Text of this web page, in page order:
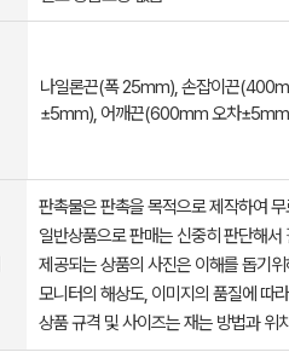
나일론끈(폭 25mm), 손잡이끈
±5mm), 어깨끈(600mm 오차
판촉물은 판촉을 목적으로 제작하여
일반상품으로 판매는 신중히 판단해서
제공되는 상품의 사진은 이해를 돕기
모니터의 해상도, 이미지의 품질에 따
상품 규격 및 사이즈는 재는 방법과 위